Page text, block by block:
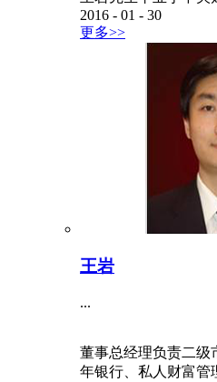
2016 - 01 - 30
更多>>
王岩
...
董事总经理负责二级
年银行、私人财富管